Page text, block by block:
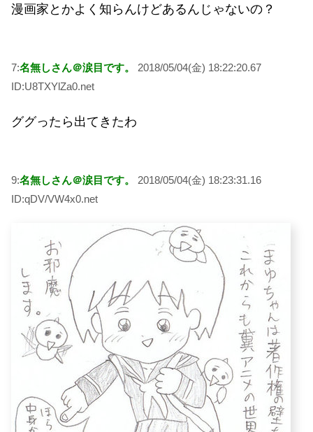
漫画家とかよく知らんけどあるんじゃないの？
7:名無しさん＠涙目です。
2018/05/04(金) 18:22:20.67
ID:U8TXYlZa0.net
ググったら出てきたわ
9:名無しさん＠涙目です。
2018/05/04(金) 18:23:31.16
ID:qDV/VW4x0.net